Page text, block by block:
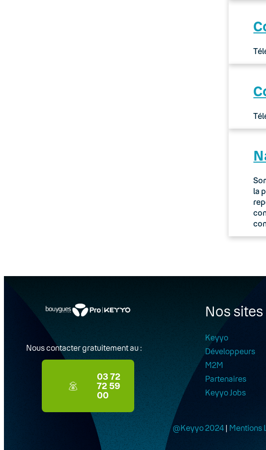
la
Nous contacter gratuitement au :
03 72
72 59
00
Nos sites
Keyyo
Développeurs
M2M
Partenaires
Keyyo Jobs
@Keyyo 2024| Mentions